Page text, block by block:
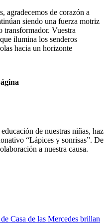
agradecemos de corazón a
siendo una fuerza motriz
transformador. Vuestra
ilumina los senderos
hacia un horizonte
de nuestras niñas, haz
“Lápices y sonrisas”. De
a nuestra causa.